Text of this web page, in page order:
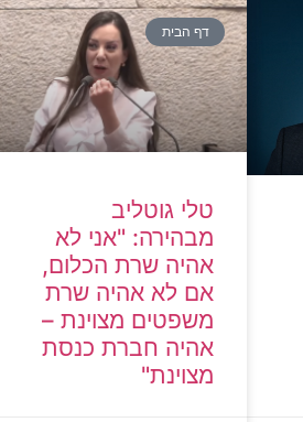
דף הבית
טלי גוטליב
מבהירה: "אני לא
אהיה שרת הכלום,
אם לא אהיה שרת
משפטים מצוינת –
אהיה חברת כנסת
מצוינת"